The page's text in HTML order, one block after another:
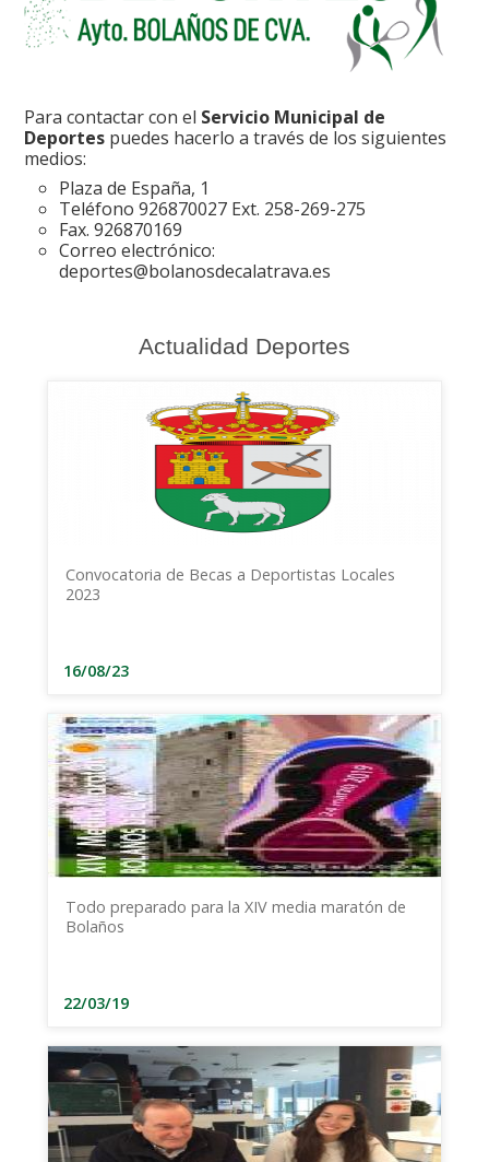
Para contactar con el Servicio Municipal de
Deportes puedes hacerlo a través de los siguientes
medios:
Plaza de España, 1
Teléfono 926870027 Ext. 258-269-275
Fax. 926870169
Correo electrónico:
deportes@bolanosdecalatrava.es
Actualidad Deportes
Convocatoria de Becas a Deportistas Locales
2023
16/08/23
Todo preparado para la XIV media maratón de
Bolaños
22/03/19